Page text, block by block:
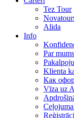
Tez Tour
Alida
Info
Par mums
Klienta
Как
Vīza uz